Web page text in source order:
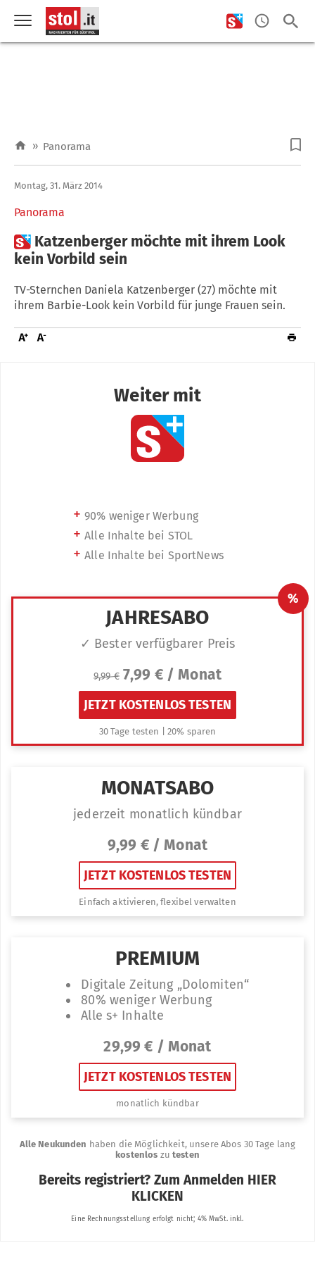
» Panorama
Panorama
Montag, 31. März 2014
 Katzenberger möchte mit ihrem Look
kein Vorbild sein
TV-Sternchen Daniela Katzenberger (27) möchte mit
ihrem Barbie-Look kein Vorbild für junge Frauen sein.